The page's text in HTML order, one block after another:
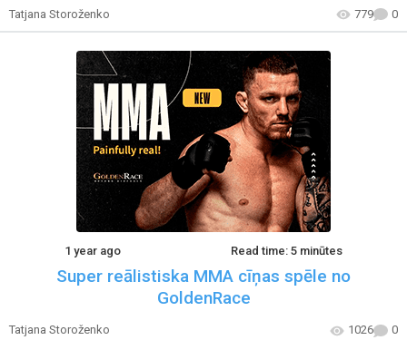
Tatjana Storoženko 779 0
1 year ago Read time: 5 minūtes
Super reālistiska MMA cīņas spēle no
GoldenRace
Tatjana Storoženko 1026 0